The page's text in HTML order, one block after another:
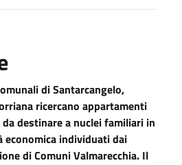
di Santarcangelo,
ricercano appartamenti
destinare a nuclei familiari in
individuati dai
di Comuni Valmarecchia. Il